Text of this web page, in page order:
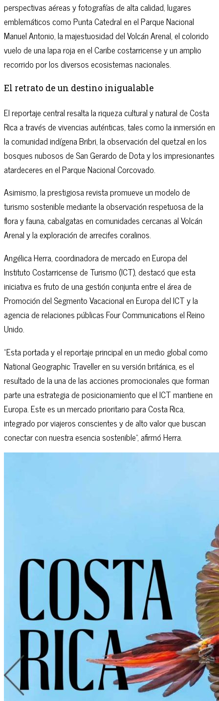
perspectivas aéreas y fotografías de alta calidad, lugares
emblemáticos como Punta Catedral en el Parque Nacional
Manuel Antonio, la majestuosidad del Volcán Arenal, el colorido
vuelo de una lapa roja en el Caribe costarricense y un amplio
recorrido por los diversos ecosistemas nacionales.
El retrato de un destino inigualable
El reportaje central resalta la riqueza cultural y natural de Costa
Rica a través de vivencias auténticas, tales como la inmersión en
la comunidad indígena Bribri, la observación del quetzal en los
bosques nubosos de San Gerardo de Dota y los impresionantes
atardeceres en el Parque Nacional Corcovado.
Asimismo, la prestigiosa revista promueve un modelo de
turismo sostenible mediante la observación respetuosa de la
flora y fauna, cabalgatas en comunidades cercanas al Volcán
Arenal y la exploración de arrecifes coralinos.
Angélica Herra, coordinadora de mercado en Europa del
Instituto Costarricense de Turismo (ICT), destacó que esta
iniciativa es fruto de una gestión conjunta entre el área de
Promoción del Segmento Vacacional en Europa del ICT y la
agencia de relaciones públicas Four Communications el Reino
Unido.
“Esta portada y el reportaje principal en un medio global como
National Geographic Traveller en su versión británica, es el
resultado de la una de las acciones promocionales que forman
parte una estrategia de posicionamiento que el ICT mantiene en
Europa. Este es un mercado prioritario para Costa Rica,
integrado por viajeros conscientes y de alto valor que buscan
conectar con nuestra esencia sostenible”, afirmó Herra.